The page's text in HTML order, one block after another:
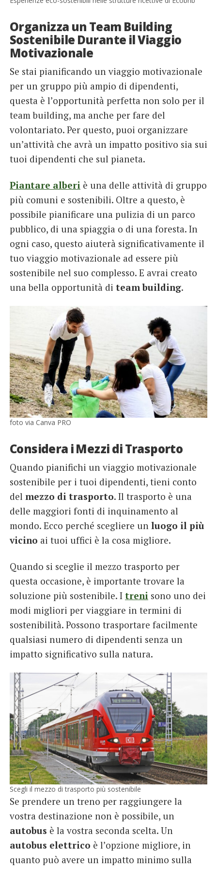
Organizza un Team Building
Sostenibile Durante il Viaggio
Motivazionale
Se stai pianificando un viaggio motivazionale
per un gruppo più ampio di dipendenti,
questa è l’opportunità perfetta non solo per il
team building, ma anche per fare del
volontariato. Per questo, puoi organizzare
un’attività che avrà un impatto positivo sia sui
tuoi dipendenti che sul pianeta.
Piantare alberi è una delle attività di gruppo
più comuni e sostenibili. Oltre a questo, è
possibile pianificare una pulizia di un parco
pubblico, di una spiaggia o di una foresta. In
ogni caso, questo aiuterà significativamente il
tuo viaggio motivazionale ad essere più
sostenibile nel suo complesso. E avrai creato
una bella opportunità di team building.
foto via Canva PRO
Considera i Mezzi di Trasporto
Quando pianifichi un viaggio motivazionale
sostenibile per i tuoi dipendenti, tieni conto
del mezzo di trasporto. Il trasporto è una
delle maggiori fonti di inquinamento al
mondo. Ecco perché scegliere un luogo il più
vicino ai tuoi uffici è la cosa migliore.
Quando si sceglie il mezzo trasporto per
questa occasione, è importante trovare la
soluzione più sostenibile. I treni sono uno dei
modi migliori per viaggiare in termini di
sostenibilità. Possono trasportare facilmente
qualsiasi numero di dipendenti senza un
impatto significativo sulla natura.
Scegli il mezzo di trasporto più sostenibile
Se prendere un treno per raggiungere la
vostra destinazione non è possibile, un
autobus è la vostra seconda scelta. Un
autobus elettrico è l’opzione migliore, in
quanto può avere un impatto minimo sulla